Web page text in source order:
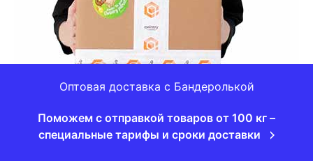
Оптовая доставка с Бандеролькой
Поможем с отправкой товаров от 100 кг –
специальные тарифы и сроки доставки